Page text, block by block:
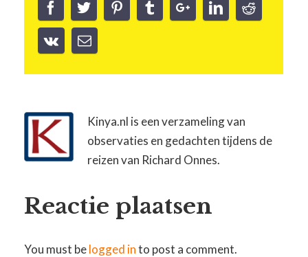
Kinya.nl is een verzameling van
observaties en gedachten tijdens de
reizen van Richard Onnes.
Reactie plaatsen
You must belogged into post a comment.